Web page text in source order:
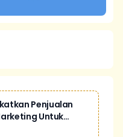
Penjualan
Untuk
Kompetitif